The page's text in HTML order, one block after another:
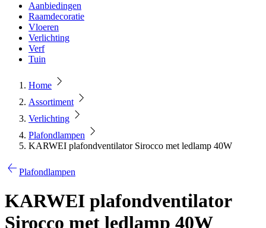
Aanbiedingen
Raamdecoratie
Vloeren
Verlichting
Verf
Tuin
Home
Assortiment
Verlichting
Plafondlampen
KARWEI plafondventilator Sirocco met ledlamp 40W
Plafondlampen
KARWEI plafondventilator
Sirocco met ledlamp 40W